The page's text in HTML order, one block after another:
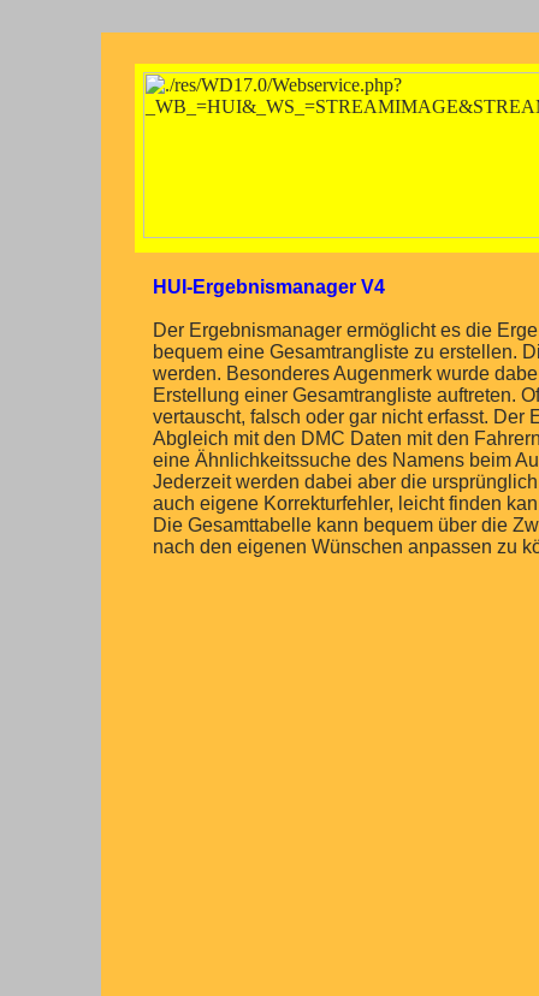
HUI-Ergebnismanager V4
Der Ergebnismanager ermöglicht es die
bequem eine Gesamtrangliste zu erstellen.
werden. Besonderes Augenmerk wurde
Erstellung einer Gesamtrangliste auftreten.
vertauscht, falsch oder gar nicht erfasst.
Abgleich mit den DMC Daten mit den
eine Ähnlichkeitssuche des Namens beim
Jederzeit werden dabei aber die
auch eigene Korrekturfehler, leicht finden
Die Gesamttabelle kann bequem über die
nach den eigenen Wünschen anpassen zu